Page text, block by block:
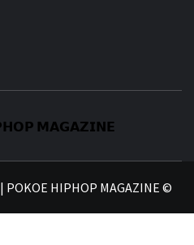
POKOE HIPHOP MAGAZINE ©